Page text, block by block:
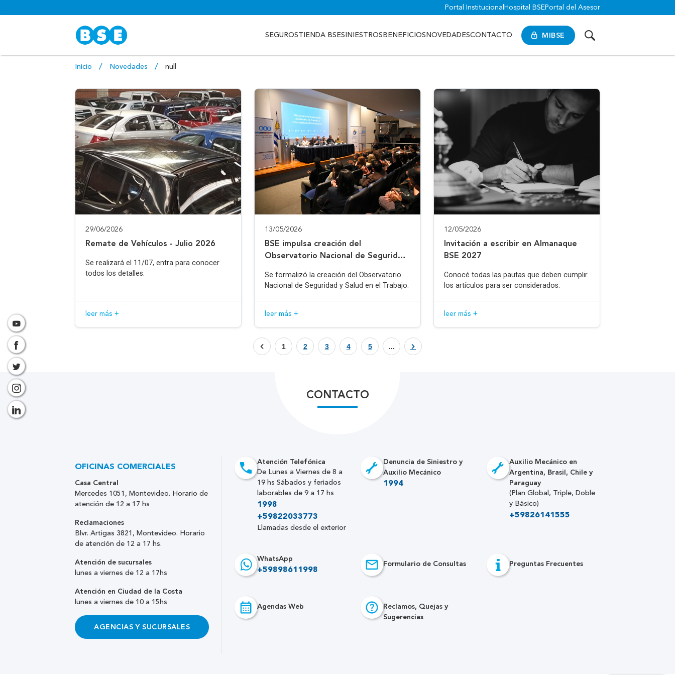
Portal Institucional Hospital BSE Portal del Asesor
MIBSE
SEGUROSTIENDA BSESINIESTROS BENEFICIOS NOVEDADESCONTACTO
Inicio Novedades null
29/06/2026
Remate de Vehículos - Julio 2026
Se realizará el 11/07, entra para conocer
todos los detalles.
leer más +
13/05/2026
BSE impulsa creación del
Observatorio Nacional de Seguridad
Se formalizó la creación del Observatorio
Nacional de Seguridad y Salud en el Trabajo.
leer más +
12/05/2026
Invitación a escribir en Almanaque
BSE 2027
Conocé todas las pautas que deben cumplir
los artículos para ser considerados.
leer más +
1 2 3 4 5 ...
CONTACTO
Atención Telefónica
De Lunes a Viernes de 8 a
19 hs Sábados y feriados
laborables de 9 a 17 hs
1998
+59822033773
Llamadas desde el exterior
Denuncia de Siniestro y
Auxilio Mecánico
1994
Auxilio Mecánico en
Argentina, Brasil, Chile y
Paraguay
(Plan Global, Triple, Doble
y Básico)
+59826141555
WhatsApp
+59898611998
Formulario de Consultas Preguntas Frecuentes
Agendas Web
Reclamos, Quejas y
Sugerencias
OFICINAS COMERCIALES
Casa Central
Mercedes 1051, Montevideo. Horario de
atención de 12 a 17 hs
Reclamaciones
Blvr. Artigas 3821, Montevideo. Horario
de atención de 12 a 17 hs.
Atención de sucursales
lunes a viernes de 12 a 17hs
Atención en Ciudad de la Costa
lunes a viernes de 10 a 15hs
AGENCIAS Y SUCURSALES